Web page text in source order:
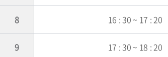
8 16 : 30 ~ 17 : 20
9 17 : 30 ~ 18 : 20